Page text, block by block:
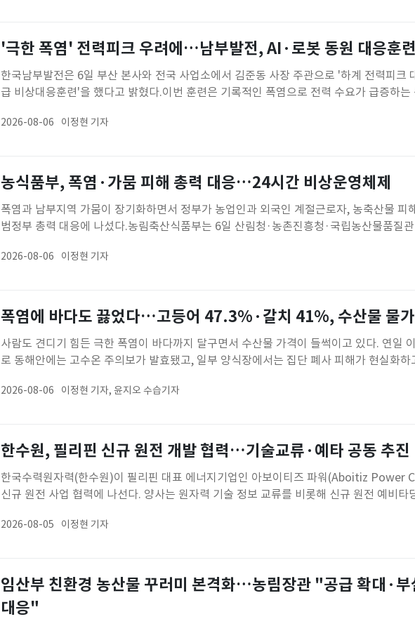
'극한 폭염' 전력피크 우려에…남부발전, AI·로봇 동원 대응훈련
한국남부발전은 6일 부산 본사와 전국 사업소에서 김준동 사장 주관으로 '하계 전력피크
급 비상대응훈련'을 했다고 밝혔다.이번 훈련은 기록적인 폭염으로 전력 수요가 급증하는
위해 마련했다.훈련에서는 발전기 밀봉유 계통 설비 고장 등 예상치 못한 비상 상황에 대한
2026-08-06 이정현 기자
농식품부, 폭염·가뭄 피해 총력 대응…24시간 비상운영체제
폭염과 남부지역 가뭄이 장기화하면서 정부가 농업인과 외국인 계절근로자, 농축산물 피
범정부 총력 대응에 나섰다.농림축산식품부는 6일 산림청·농촌진흥청·국립농산물품질
논·밭과 비닐하우스에서 발생한 온열질환자는 361명(사망 5명)으로 집계됐다. 가축재해
2026-08-06 이정현 기자
폭염에 바다도 끓었다…고등어 47.3%·갈치 41%, 수산물 물
사람도 견디기 힘든 극한 폭염이 바다까지 달구면서 수산물 가격이 들썩이고 있다. 연일
로 동해안에는 고수온 주의보가 발효됐고, 일부 양식장에서는 집단 폐사 피해가 현실화하
다. 정부는 수산물 공급 확대와 할인 행사에 나서는 한편, 고수온 비상대책본부를 가동해
2026-08-06 이정현 기자, 윤지오 수습기자
한수원, 필리핀 신규 원전 개발 협력…기술교류·예타 공동 추진
한국수력원자력(한수원)이 필리핀 대표 에너지기업인 아보이티즈 파워(Aboitiz Power
신규 원전 사업 협력에 나선다. 양사는 원자력 기술 정보 교류를 비롯해 신규 원전 예비타
지난달 31일 경주 본사에서 아보이티즈 파워와 이 같은 내용을 담은 원전 사업 협력 양해
2026-08-05 이정현 기자
임산부 친환경 농산물 꾸러미 본격화…농림장관 "공급 확대·부
대응"